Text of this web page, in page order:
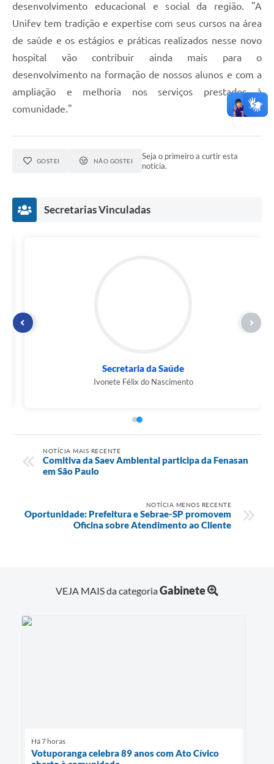
desenvolvimento educacional e social da região. "A
Unifev tem tradição e expertise com seus cursos na área
de saúde e os estágios e práticas realizados nesse novo
hospital vão contribuir ainda mais para o
desenvolvimento na formação de nossos alunos e com a
ampliação e melhoria nos serviços prestados à
comunidade."
GOSTEI NÃO GOSTEI
Seja o primeiro a curtir esta
notícia.
Secretarias Vinculadas
Secretaria da Saúde
Ivonete Félix do Nascimento
NOTÍCIA MAIS RECENTE
Comitiva da Saev Ambiental participa da Fenasan
em São Paulo
NOTÍCIA MENOS RECENTE
Oportunidade: Prefeitura e Sebrae-SP promovem
Oficina sobre Atendimento ao Cliente
VEJA MAIS da categoriaGabinete
Há 7 horas
Votuporanga celebra 89 anos com Ato Cívico